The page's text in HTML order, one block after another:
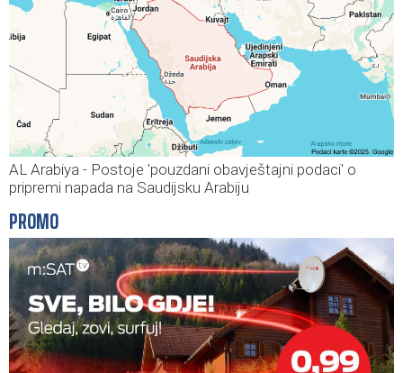
AL Arabiya - Postoje 'pouzdani obavještajni podaci' o
pripremi napada na Saudijsku Arabiju
PROMO